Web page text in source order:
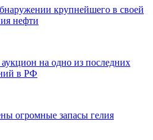
крупнейшего в своей
нефти
на одно из последних
в РФ
огромные запасы гелия